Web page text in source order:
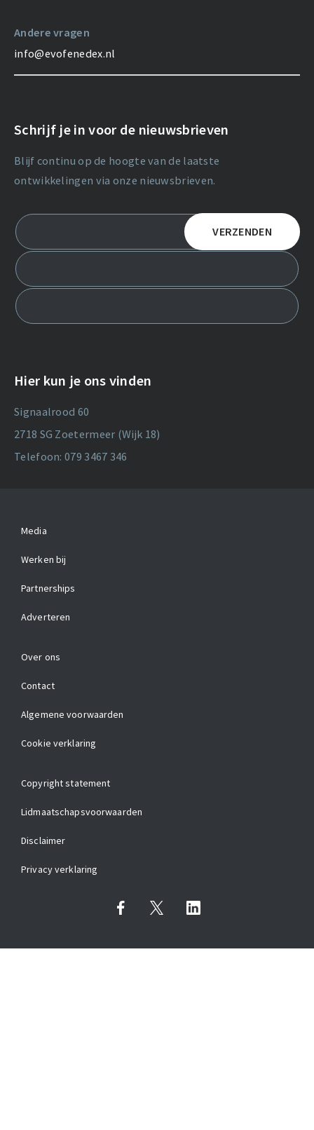
Andere vragen
info@evofenedex.nl
Schrijf je in voor de nieuwsbrieven
Blijf continu op de hoogte van de laatste
ontwikkelingen via onze nieuwsbrieven.
Hier kun je ons vinden
Signaalrood 60
2718 SG Zoetermeer (Wijk 18)
Telefoon: 079 3467 346
Media
Werken bij
Partnerships
Adverteren
Over ons
Contact
Algemene voorwaarden
Cookie verklaring
Copyright statement
Lidmaatschapsvoorwaarden
Disclaimer
Privacy verklaring
Facebook
X LinkedIn